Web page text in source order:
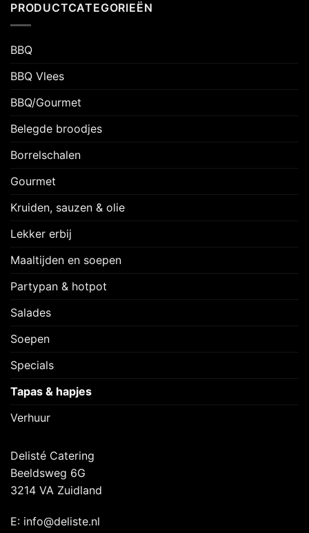
PRODUCTCATEGORIEËN
BBQ
BBQ Vlees
BBQ/Gourmet
Belegde broodjes
Borrelschalen
Gourmet
Kruiden, sauzen & olie
Lekker erbij
Maaltijden en soepen
Partypan & hotpot
Salades
Soepen
Specials
Tapas & hapjes
Verhuur
Delisté Catering
Beeldsweg 6G
3214 VA Zuidland
E: info@deliste.nl